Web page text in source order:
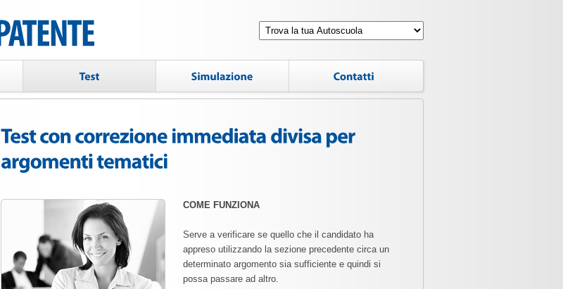
COME FUNZIONA
Serve a verificare se quello che il candidato ha
appreso utilizzando la sezione precedente circa un
determinato argomento sia sufficiente e quindi si
possa passare ad altro.